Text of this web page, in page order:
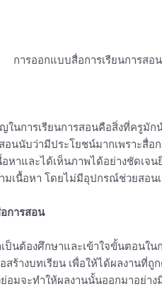
การออกแบบสื่อการเรียนการส
ในการเรียนการสอนคือสิ่งที่ครูมั
อนนับว่ามีประโยชน์มากเพราะสื่
อหาและได้เห็นภาพได้อย่างชัดเ
มเนื้อหา โดยไม่มีอุปกรณ์ช่วยสอน
การสอน
ป็นต้องศึกษาและเข้าใจขั้นตอนใ
ร้างบทเรียน เพื่อให้ได้ผลงานที่ถู
อมจะทำให้ผลงานนั้นออกมาอย่าง